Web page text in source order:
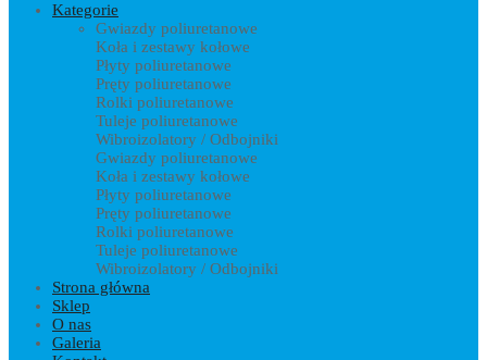
Kategorie
Gwiazdy poliuretanowe
Koła i zestawy kołowe
Płyty poliuretanowe
Pręty poliuretanowe
Rolki poliuretanowe
Tuleje poliuretanowe
Wibroizolatory / Odbojniki
Gwiazdy poliuretanowe
Koła i zestawy kołowe
Płyty poliuretanowe
Pręty poliuretanowe
Rolki poliuretanowe
Tuleje poliuretanowe
Wibroizolatory / Odbojniki
Strona główna
Sklep
O nas
Galeria